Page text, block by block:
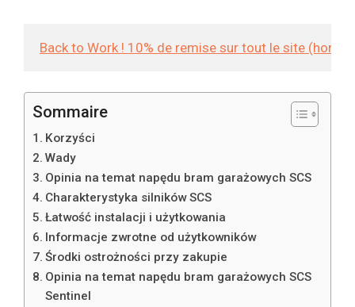
Back to Work ! 10% de remise sur tout le site (hors
Sommaire
Korzyści
Wady
Opinia na temat napędu bram garażowych SCS
Charakterystyka silników SCS
Łatwość instalacji i użytkowania
Informacje zwrotne od użytkowników
Środki ostrożności przy zakupie
Opinia na temat napędu bram garażowych SCS
Sentinel